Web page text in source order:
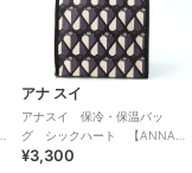
アナ スイ
アナスイ 保冷・保温バッ
グ シックハート 【ANNA
SUI】
¥3,300